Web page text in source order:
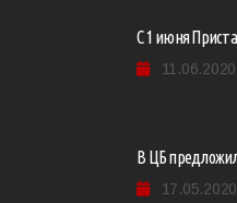
С 1 июня
11.06.2020
В ЦБ
17.05.2020